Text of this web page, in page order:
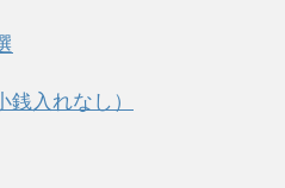
入れなし）